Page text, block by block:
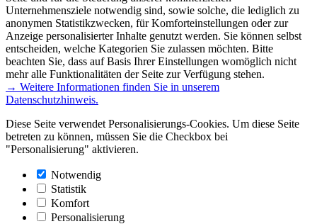
Unternehmensziele notwendig sind, sowie solche, die lediglich zu
anonymen Statistikzwecken, für Komforteinstellungen oder zur
Anzeige personalisierter Inhalte genutzt werden. Sie können selbst
entscheiden, welche Kategorien Sie zulassen möchten. Bitte
beachten Sie, dass auf Basis Ihrer Einstellungen womöglich nicht
mehr alle Funktionalitäten der Seite zur Verfügung stehen.
→ Weitere Informationen finden Sie in unserem
Datenschutzhinweis.
Diese Seite verwendet Personalisierungs-Cookies. Um diese Seite
betreten zu können, müssen Sie die Checkbox bei
"Personalisierung" aktivieren.
Notwendig
Statistik
Komfort
Personalisierung